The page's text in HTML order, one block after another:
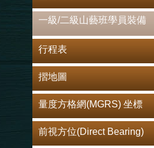
一級/二級山藝班學員裝備
行程表
摺地圖
量度方格網(MGRS) 坐標
前視方位(Direct Bearing)